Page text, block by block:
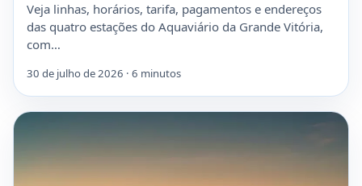
Veja linhas, horários, tarifa, pagamentos e endereços
das quatro estações do Aquaviário da Grande Vitória,
com…
30 de julho de 2026 · 6 minutos